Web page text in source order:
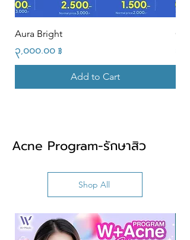
Aura Bright
Price
၃,၀၀၀.၀၀ ฿
Add to Cart
Acne Program-รักษาสิว
Shop All